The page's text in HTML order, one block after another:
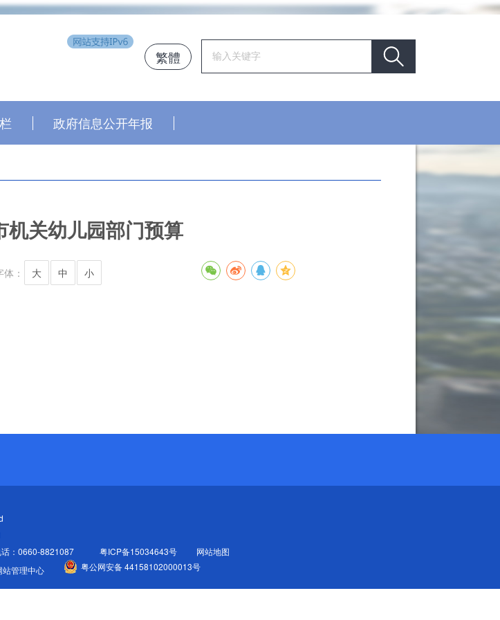
繁體
政府信息公开年报
机关幼儿园部门预算
体： 大 中 小
：0660-8821087 粤ICP备15034643号
网站地图
站管理中心 粤公网安备 44158102000013号